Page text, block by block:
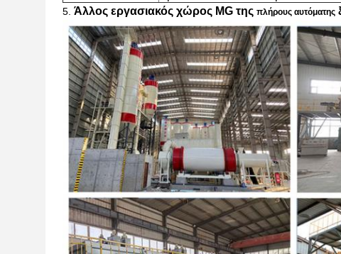
5. Άλλος εργασιακός χώρος MG της πλήρους αυτόματης